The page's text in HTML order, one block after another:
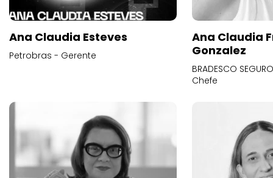
Ana Claudia Esteves
Petrobras - Gerente
Ana Claudia
Gonzalez
BRADESCO
Chefe